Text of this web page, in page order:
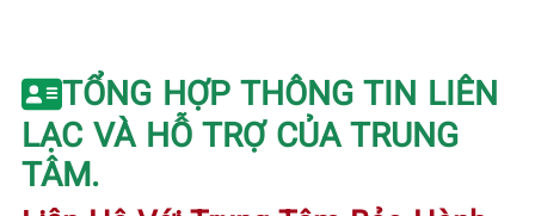
TỔNG HỢP THÔNG TIN LIÊN
LẠC VÀ HỖ TRỢ CỦA TRUNG
TÂM.